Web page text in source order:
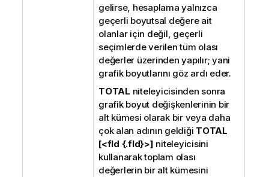
gelirse, hesaplama yalnızca
geçerli boyutsal değere ait
olanlar için değil, geçerli
seçimlerde verilen tüm olası
değerler üzerinden yapılır; yani
grafik boyutlarını göz ardı eder.
TOTAL niteleyicisinden sonra
grafik boyut değişkenlerinin bir
alt kümesi olarak bir veya daha
çok alan adının geldiği TOTAL
[<fld {.fld}>] niteleyicisini
kullanarak toplam olası
değerlerin bir alt kümesini